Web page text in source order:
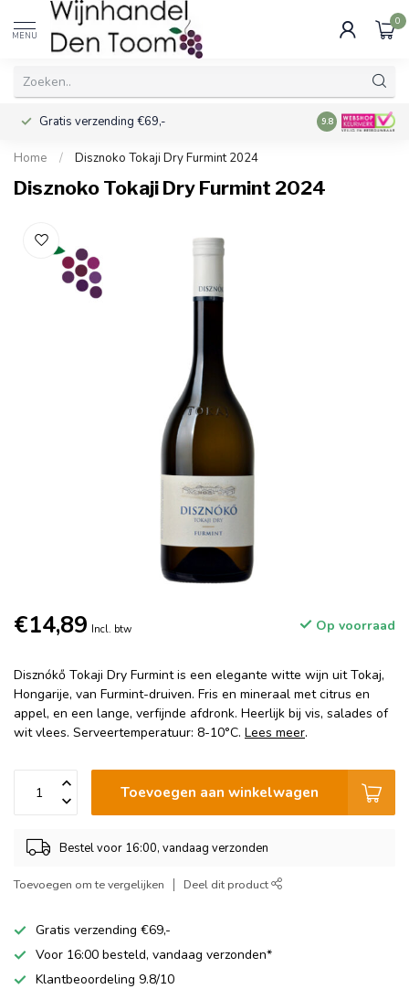
MENU
0
Gratis verzending €69,- Voor 16:00
9.8
Home / Disznoko Tokaji Dry Furmint 2024
Disznoko Tokaji Dry Furmint 2024
€14,89 Incl. btw Op voorraad
Disznókő Tokaji Dry Furmint is een elegante witte wijn uit Tokaj,
Hongarije, van Furmint-druiven. Fris en mineraal met citrus en
appel, en een lange, verfijnde afdronk. Heerlijk bij vis, salades of
wit vlees. Serveertemperatuur: 8-10°C. Lees meer.
Toevoegen aan winkelwagen
Bestel voor 16:00, vandaag verzonden
Toevoegen om te vergelijken Deel dit product
Gratis verzending €69,-
Voor 16:00 besteld, vandaag verzonden*
Klantbeoordeling 9.8/10